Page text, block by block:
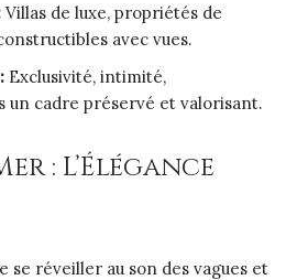
Villas de luxe, propriétés de
avec vues.
Exclusivité, intimité,
un cadre préservé et valorisant.
: L’Élégance
se réveiller au son des vagues et